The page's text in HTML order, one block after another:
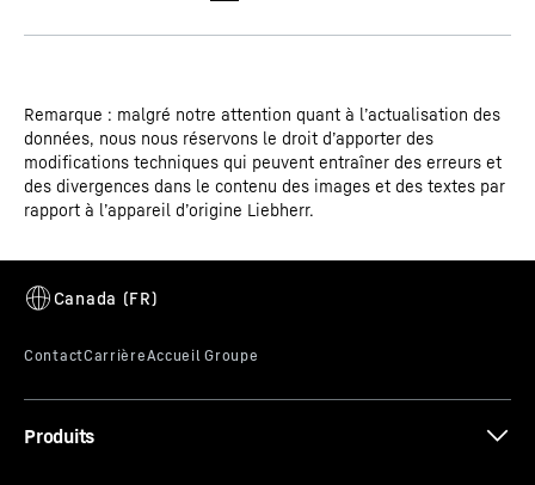
Remarque : malgré notre attention quant à l’actualisation des
données, nous nous réservons le droit d’apporter des
modifications techniques qui peuvent entraîner des erreurs et
des divergences dans le contenu des images et des textes par
rapport à l’appareil d’origine Liebherr.
Produits